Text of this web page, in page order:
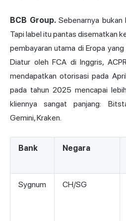
BCB Group.Sebenarnya bukan
Tapi label itu pantas disematkan
pembayaran utama di Eropa
Diatur oleh FCA di Inggris,
mendapatkan otorisasi pada
pada tahun 2025 mencapai
kliennya sangat panjang:
Gemini, Kraken.
Bank Negara
Sygnum CH/SG